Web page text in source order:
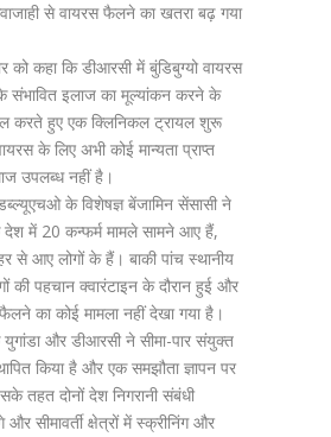
से वायरस फैलने का खतरा बढ़ गया
कहा कि डीआरसी में बुंडिबुग्यो वायरस
संभावित इलाज का मूल्यांकन करने के
करते हुए एक क्लिनिकल ट्रायल शुरू
के लिए अभी कोई मान्यता प्राप्त
उपलब्ध नहीं है।
के विशेषज्ञ बेंजामिन सेंसासी ने
में 20 कन्फर्म मामले सामने आए हैं,
से आए लोगों के हैं। बाकी पांच स्थानीय
की पहचान क्वारंटाइन के दौरान हुई और
का कोई मामला नहीं देखा गया है।
युगांडा और डीआरसी ने सीमा-पार संयुक्त
किया है और एक समझौता ज्ञापन पर
तहत दोनों देश निगरानी संबंधी
सीमावर्ती क्षेत्रों में स्क्रीनिंग और